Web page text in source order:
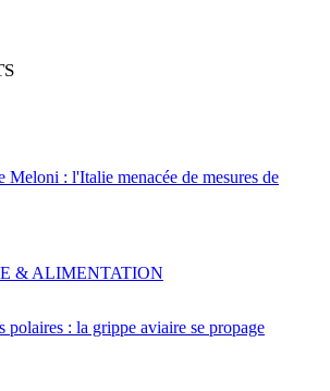
Meloni : l'Italie menacée de mesures de
polaires : la grippe aviaire se propage
& ALIMENTATION